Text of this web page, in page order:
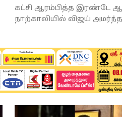
கட்சி ஆரம்பித்த இரண்டே
நாற்காலியில் விஜய்